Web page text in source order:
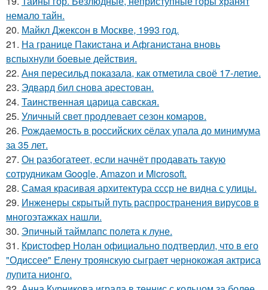
немало тайн.
20. Майкл Джексон в Москве, 1993 год.
21. На границе Пакистана и Афганистана вновь
вспыхнули боевые действия.
22. Аня пересильд показала, как отметила своё 17-летие.
23. Эдвард бил снова аpестован.
24. Таинственная царица савская.
25. Уличный свет продлевает сезон комаров.
26. Рождаемость в роcсийских cёлах упала до минимума
за 35 лет.
27. Он разбогатеет, если начнёт продавать такую
сотрудникам Google, Amazon и Microsoft.
28. Самая красивая архитектура ссср не видна с улицы.
29. Инженеры скрытый путь распространения вирусов в
многоэтажках нашли.
30. Эпичный таймлапс полета к луне.
31. Кристофер Нолан официально подтвердил, что в его
"Одиссее" Елену троянскую сыграет чернокожая актриса
лупита нионго.